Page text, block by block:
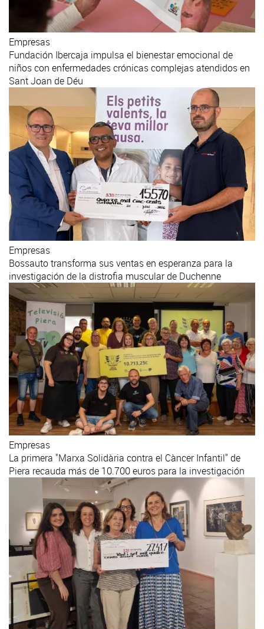
Empresas
Fundación Ibercaja impulsa el bienestar emocional de
niños con enfermedades crónicas complejas atendidos en
Sant Joan de Déu
Empresas
Bossauto transforma sus ventas en esperanza para la
investigación de la distrofia muscular de Duchenne
Empresas
La primera "Marxa Solidària contra el Càncer Infantil" de
Piera recauda más de 10.700 euros para la investigación